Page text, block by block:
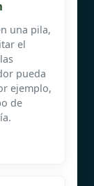
una pila,
el
pueda
ejemplo,
de